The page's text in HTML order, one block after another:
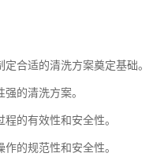
合适的清洗方案奠定基础。
的清洗方案。
的有效性和安全性。
的规范性和安全性。